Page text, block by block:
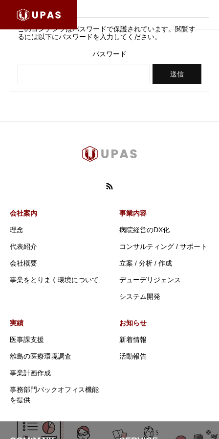
このコンテンツはパスワードで保護されています。閲覧す
るには以下にパスワードを入力してください。
パスワード
会社案内
理念
代表紹介
会社概要
事業をとりまく環境について
事業内容
病院経営のDX化
コンサルティング / サポート
立案 / 分析 / 作成
デューデリジェンス
システム開発
実績
医事課支援
離島の医療環境調査
事業計画作成
事務部門バックオフィス機能
を提供
お知らせ
新着情報
活動報告